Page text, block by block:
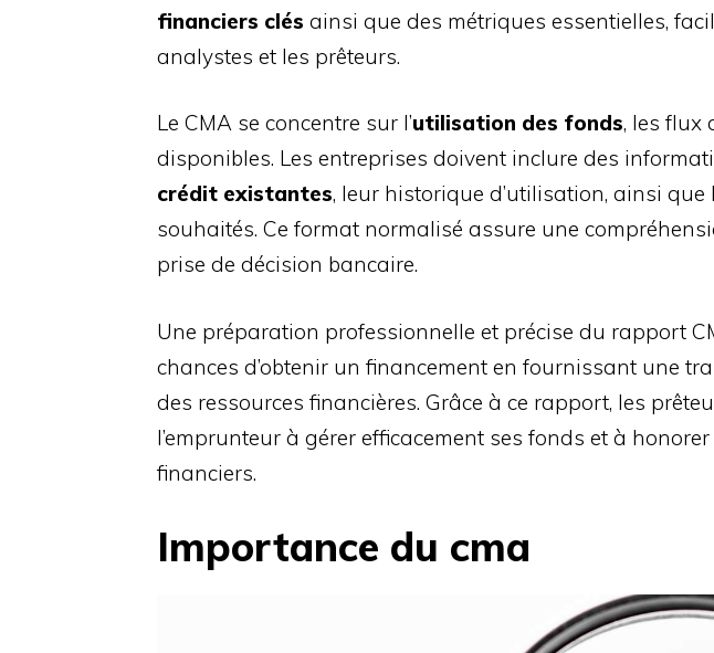
financiers clés ainsi que des métriques essentielles,
analystes et les prêteurs.
Le CMA se concentre sur l’utilisation des fonds, les flux
disponibles. Les entreprises doivent inclure des
crédit existantes, leur historique d’utilisation, ainsi
souhaités. Ce format normalisé assure une
prise de décision bancaire.
Une préparation professionnelle et précise du rapport
chances d’obtenir un financement en fournissant une
des ressources financières. Grâce à ce rapport, les
l’emprunteur à gérer efficacement ses fonds et à
financiers.
Importance du cma